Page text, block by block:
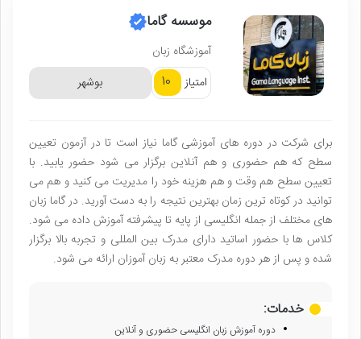
موسسه گاما
آموزشگاه زبان
امتیاز
10 بوشهر
برای شرکت در دوره های آموزشی گاما نیاز است تا در آزمون تعیین
سطح که هم حضوری و هم آنلاین برگزار می شود حضور یابید. با
تعیین سطح هم وقت و هم هزینه خود را مدیریت می کنید و هم می
توانید در کوتاه ترین زمان بهترین نتیجه را به دست آورید. در گاما زبان
های مختلف از جمله انگلیسی از پایه تا پیشرفته آموزش داده می شود.
کلاس ها با حضور اساتید دارای مدرک بین المللی و تجربه بالا برگزار
شده و پس از هر دوره مدرک معتبر به زبان آموزان ارائه می شود.
خدمات:
دوره آموزش زبان انگلیسی حضوری و آنلاین